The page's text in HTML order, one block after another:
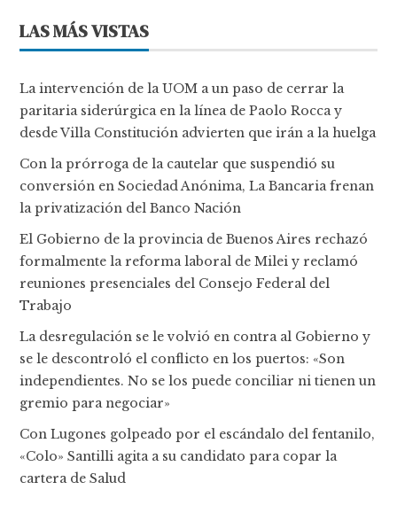
LAS MÁS VISTAS
La intervención de la UOM a un paso de cerrar la
paritaria siderúrgica en la línea de Paolo Rocca y
desde Villa Constitución advierten que irán a la huelga
Con la prórroga de la cautelar que suspendió su
conversión en Sociedad Anónima, La Bancaria frenan
la privatización del Banco Nación
El Gobierno de la provincia de Buenos Aires rechazó
formalmente la reforma laboral de Milei y reclamó
reuniones presenciales del Consejo Federal del
Trabajo
La desregulación se le volvió en contra al Gobierno y
se le descontroló el conflicto en los puertos: «Son
independientes. No se los puede conciliar ni tienen un
gremio para negociar»
Con Lugones golpeado por el escándalo del fentanilo,
«Colo» Santilli agita a su candidato para copar la
cartera de Salud